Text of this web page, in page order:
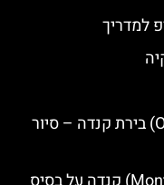
למדריך
סיורים חינמיים באוטוואה (Ottawa) בירת קנדה – סיור